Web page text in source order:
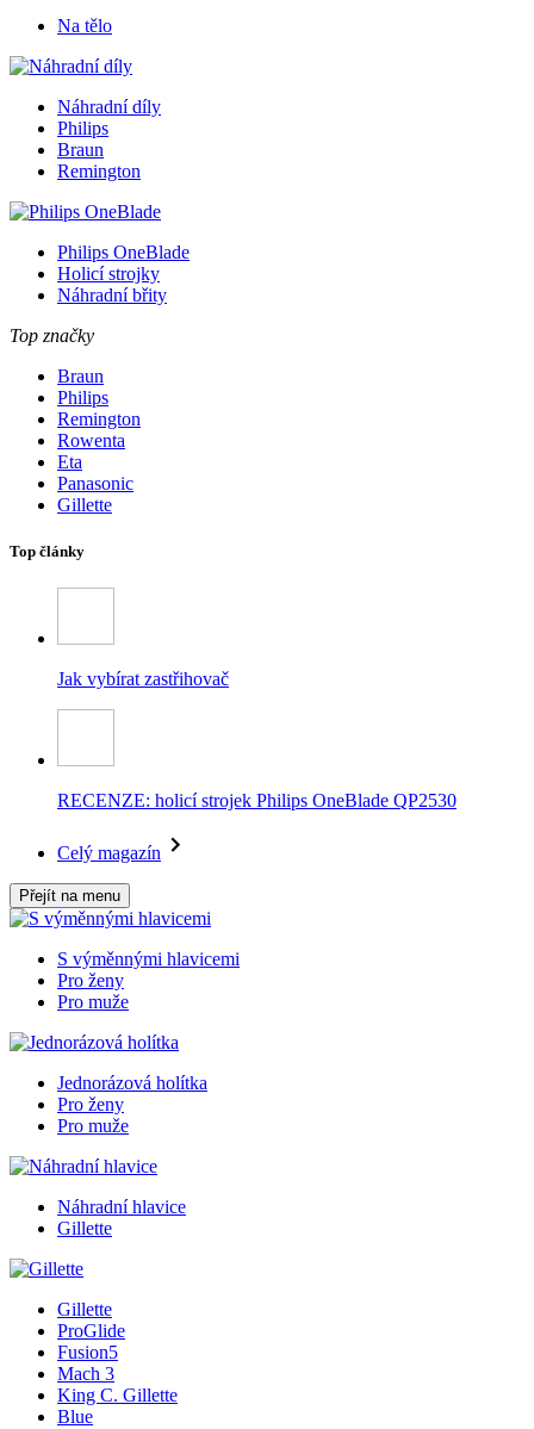
Na tělo
Náhradní díly
Philips
Braun
Remington
Philips OneBlade
Holicí strojky
Náhradní břity
Top značky
Braun
Philips
Remington
Rowenta
Eta
Panasonic
Gillette
Top články
Jak vybírat zastřihovač
RECENZE: holicí strojek Philips OneBlade QP2530
Celý magazín
Přejít na menu
S výměnnými hlavicemi
Pro ženy
Pro muže
Jednorázová holítka
Pro ženy
Pro muže
Náhradní hlavice
Gillette
Gillette
ProGlide
Fusion5
Mach 3
King C. Gillette
Blue